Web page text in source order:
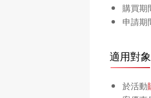
購買期
申請期
適用對象
於活動